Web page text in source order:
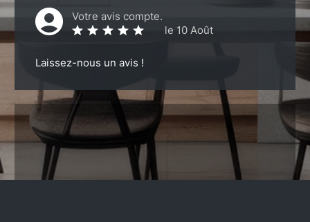
Votre avis compte.
le 10 Août
Laissez-nous un avis !